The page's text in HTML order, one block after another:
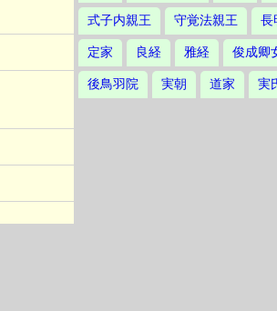
式子内親王 守覚法親王 長
定家 良経 雅経 俊成卿
後鳥羽院 実朝 道家 実